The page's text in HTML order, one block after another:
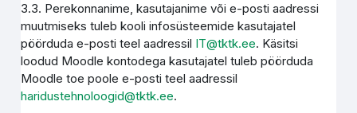
3.3. Perekonnanime, kasutajanime või e-posti aadressi
muutmiseks tuleb kooli infosüsteemide kasutajatel
pöörduda e-posti teel aadressil IT@tktk.ee. Käsitsi
loodud Moodle kontodega kasutajatel tuleb pöörduda
Moodle toe poole e-posti teel aadressil
haridustehnoloogid@tktk.ee.